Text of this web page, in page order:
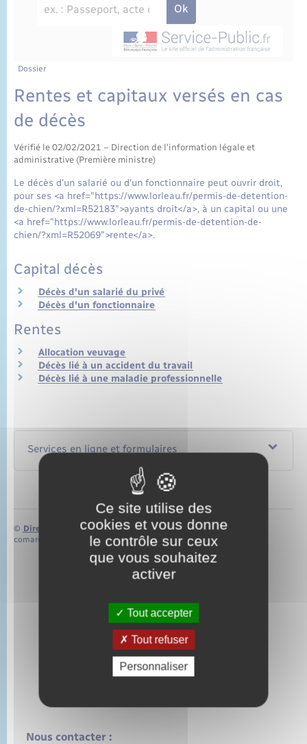
État civil
Cimetière communal
Dossier
Rentes et capitaux versés en cas
de décès
Vérifié le 02/02/2021 – Direction de l'information légale et
administrative (Première ministre)
Le décès d'un salarié ou d'un fonctionnaire peut ouvrir droit,
pour ses <a href="https://www.lorleau.fr/permis-de-detention-
de-chien/?xml=R52183">ayants droit</a>, à un capital ou une
<a href="https://www.lorleau.fr/permis-de-detention-de-
chien/?xml=R52069">rente</a>.
Capital décès
Décès d'un salarié du privé
Décès d'un fonctionnaire
Rentes
Allocation veuvage
Décès lié à un accident du travail
Décès lié à une maladie professionnelle
Services en ligne et formulaires
© Direction de l’information légale et administrative
comarquage developpé parbaseo.io
Nous contacter :
Ce site utilise des
cookies et vous donne
le contrôle sur ceux
que vous souhaitez
activer
Tout accepter
Tout refuser
Personnaliser